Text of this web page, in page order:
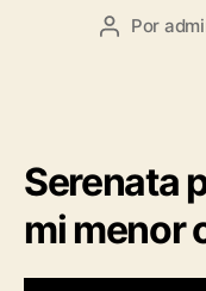
Por
Serenata
mi menor